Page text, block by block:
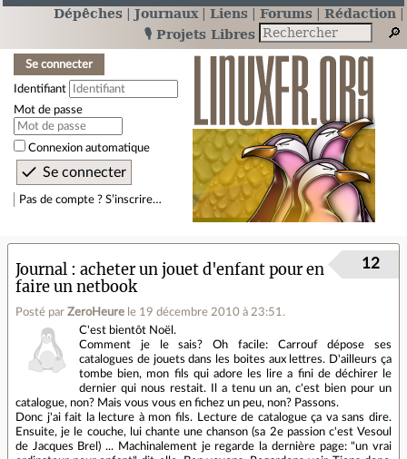
Dépêches Journaux Liens Forums
Rédaction
🎙️ Projets Libres
Se connecter
Identifiant
Mot de passe
Connexion automatique
Pas de compte ? S’inscrire…
Journal
acheter un jouet d'enfant pour en
faire un netbook
Posté par ZeroHeure le 19 décembre 2010 à 23:51 .
12
C'est bientôt Noël.
Comment je le sais? Oh facile: Carrouf dépose ses
catalogues de jouets dans les boites aux lettres. D'ailleurs ça
tombe bien, mon fils qui adore les lire a fini de déchirer le
dernier qui nous restait. Il a tenu un an, c'est bien pour un
catalogue, non? Mais vous vous en fichez un peu, non? Passons.
Donc j'ai fait la lecture à mon fils. Lecture de catalogue ça va sans dire.
Ensuite, je le couche, lui chante une chanson (sa 2e passion c'est Vesoul
de Jacques Brel) ... Machinalement je regarde la dernière page: "un vrai